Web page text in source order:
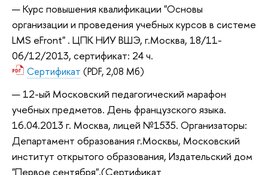
Курс повышения квалификации "Основы
организации и проведения учебных курсов в системе
LMS eFront" . ЦПК НИУ ВШЭ, г.Москва, 18/11-
06/12/2013, сертификат: 24 ч.
Сертификат (PDF, 2,08 Мб)
12-ый Московский педагогический марафон
учебных предметов. День французского языка.
16.04.2013 г. Москва, лицей №1535. Организаторы:
Департамент образования г.Москвы, Московский
институт открытого образования, Издательский дом
"Первое сентября".(Сертификат